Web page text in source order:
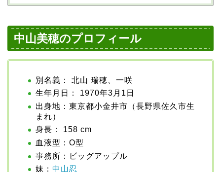
中山美穂のプロフィール
別名義： 北山 瑞穂、一咲
生年月日： 1970年3月1日
出身地：東京都小金井市（長野県佐久市生
まれ）
身長： 158 cm
血液型：O型
事務所：ビッグアップル
妹： 中山忍